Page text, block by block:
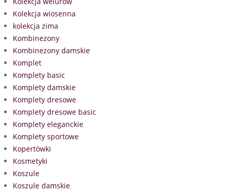
Kolekcja wiosenna
kolekcja zima
Kombinezony
Kombinezony damskie
Komplet
Komplety basic
Komplety damskie
Komplety dresowe
Komplety dresowe basic
Komplety eleganckie
Komplety sportowe
Kopertówki
Kosmetyki
Koszule
Koszule damskie